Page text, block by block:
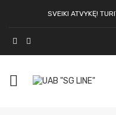
SVEIKI ATVYKĘ!